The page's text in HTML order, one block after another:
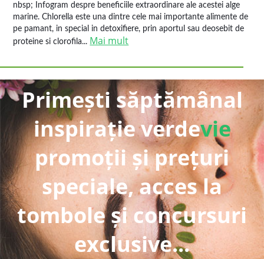
nbsp; Infogram despre beneficiile extraordinare ale acestei alge
marine. Chlorella este una dintre cele mai importante alimente de
pe pamant, in special in detoxifiere, prin aportul sau deosebit de
proteine si clorofila... Mai mult
Primești săptămânal
inspirație verdevie
promoții și prețuri
speciale, acces la
tombole și concursuri
exclusive...